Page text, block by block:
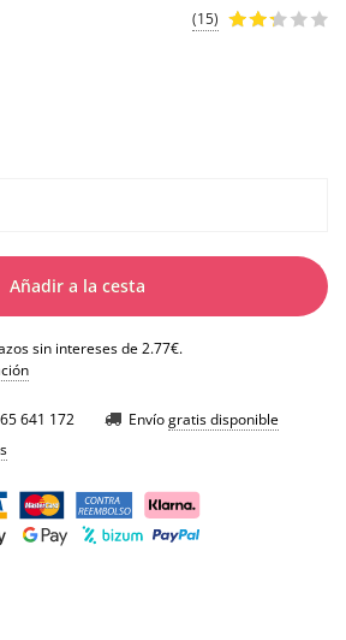
(15)
Añadir a la cesta
sin intereses de 2.77€.
641 172 Envíogratis disponible